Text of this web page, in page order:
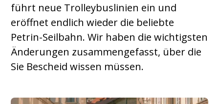
führt neue Trolleybuslinien ein und
eröffnet endlich wieder die beliebte
Petrin-Seilbahn. Wir haben die wichtigsten
Änderungen zusammengefasst, über die
Sie Bescheid wissen müssen.